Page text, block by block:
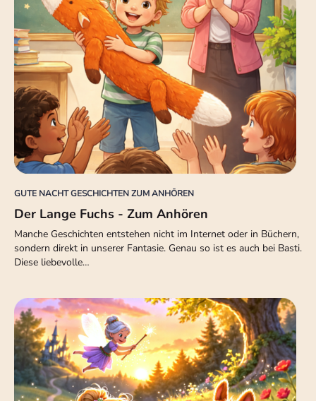
GUTE NACHT GESCHICHTEN ZUM ANHÖREN
Der Lange Fuchs - Zum Anhören
Manche Geschichten entstehen nicht im Internet oder in Büchern,
sondern direkt in unserer Fantasie. Genau so ist es auch bei Basti.
Diese liebevolle…